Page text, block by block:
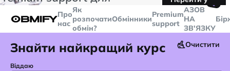
більше
Telegram
Про
нас
Як
розпочати
обмін?
ОбмінникиPremium
support
🤙
AЗОВ
НА
ЗВ'ЯЗКУ
Знайти найкращий курс Очистити
Віддаю